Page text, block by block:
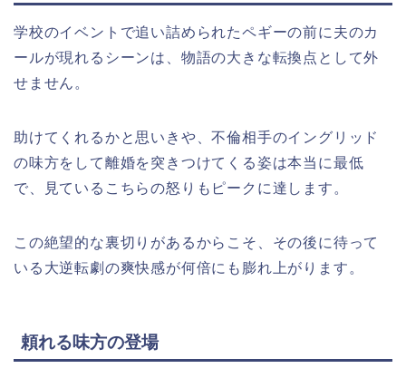
学校のイベントで追い詰められたペギーの前に夫のカ
ールが現れるシーンは、物語の大きな転換点として外
せません。
助けてくれるかと思いきや、不倫相手のイングリッド
の味方をして離婚を突きつけてくる姿は本当に最低
で、見ているこちらの怒りもピークに達します。
この絶望的な裏切りがあるからこそ、その後に待って
いる大逆転劇の爽快感が何倍にも膨れ上がります。
頼れる味方の登場